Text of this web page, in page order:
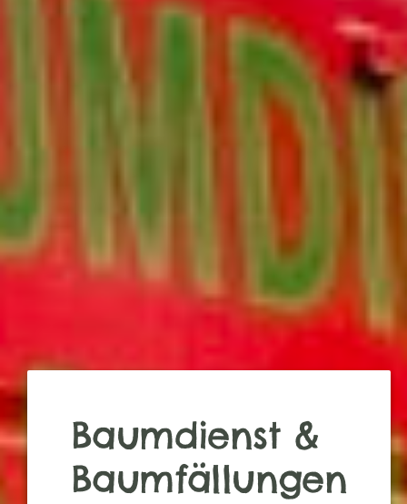
Baumdienst &
Baumfällungen